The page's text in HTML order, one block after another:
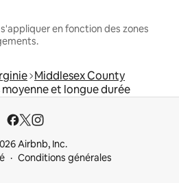
en fonction des zones
Middlesex County
et longue durée
Airbnb, Inc.
Conditions générales